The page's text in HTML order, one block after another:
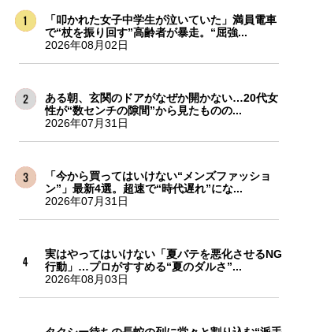
「叩かれた女子中学生が泣いていた」満員電車
で“杖を振り回す”高齢者が暴走。“屈強...
2026年08月02日
ある朝、玄関のドアがなぜか開かない…20代女
性が“数センチの隙間”から見たものの...
2026年07月31日
「今から買ってはいけない“メンズファッショ
ン”」最新4選。超速で“時代遅れ”にな...
2026年07月31日
実はやってはいけない「夏バテを悪化させるNG
行動」…プロがすすめる“夏のダルさ”...
2026年08月03日